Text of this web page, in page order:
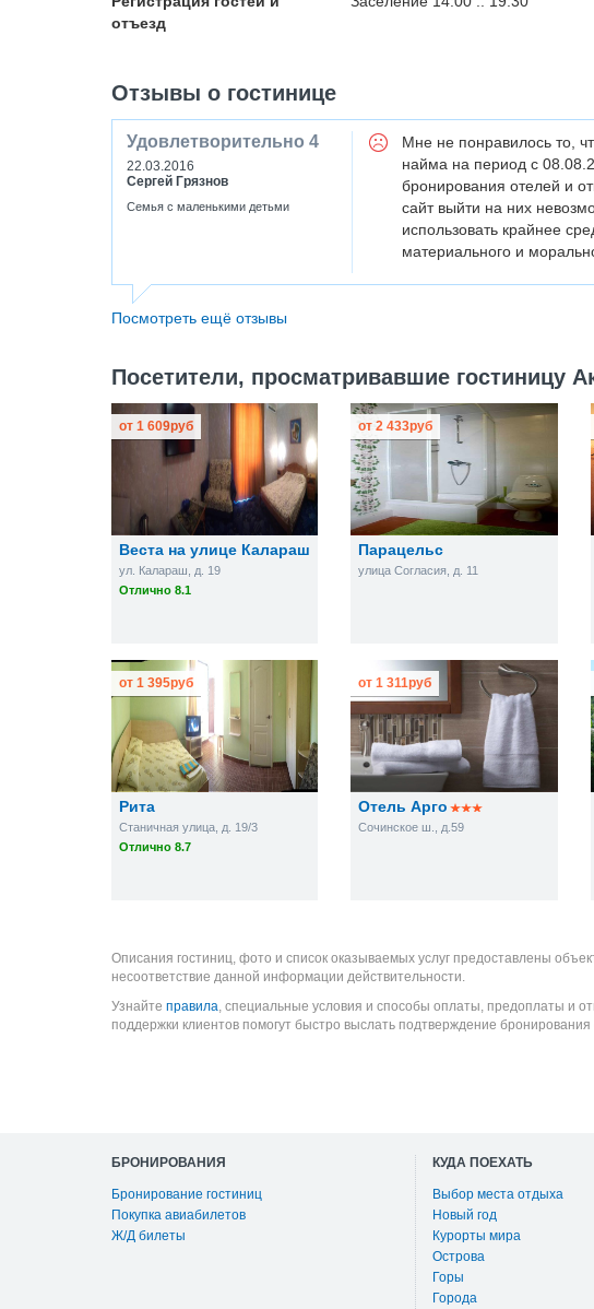
отъезд
Отзывы о гостинице
Удовлетворительно 4
22.03.2016
Сергей Грязнов
Семья с маленькими детьми
Мне не понравилось то,
найма на период с
бронирования отелей и
сайт выйти на них
использовать крайнее
материального и
Посмотреть ещё отзывы
Посетители, просматривавшие гостиницу
Веста на улице Калараш
ул. Калараш, д. 19
Отлично 8.1
от 1 609руб
Парацельс
улица Согласия, д. 11
от2 433руб
Рита
Станичная улица, д. 19/3
Отлично 8.7
от 1 395руб
Отель Арго
Сочинское ш., д.59
от1 311руб
Описания гостиниц, фото и список оказываемых услуг предоставлены
несоответствие данной информации действительности.
Узнайте правила, специальные условия и способы оплаты, предоплаты и
поддержки клиентов помогут быстро выслать подтверждение
БРОНИРОВАНИЯ
Бронирование гостиниц
Покупка авиабилетов
Ж/Д билеты
КУДА ПОЕХАТЬ
Выбор места отдыха
Новый год
Курорты мира
Острова
Горы
Города